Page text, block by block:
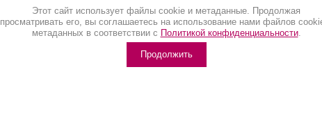
Этот сайт использует файлы cookie и метаданные. Продолжая
просматривать его, вы соглашаетесь на использование нами файлов
метаданных в соответствии с Политикой конфиденциальности.
Продолжить